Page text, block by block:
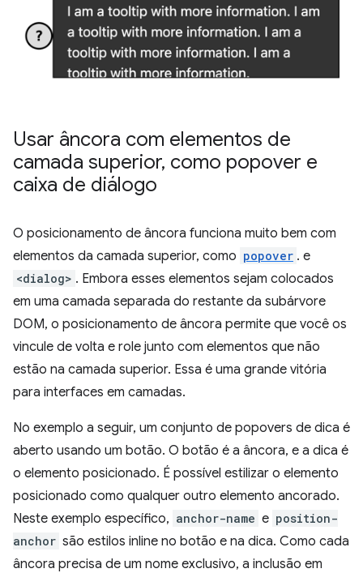
Usar âncora com elementos de
camada superior, como popover e
caixa de diálogo
O posicionamento de âncora funciona muito bem com
elementos da camada superior, como popover . e
<dialog> . Embora esses elementos sejam colocados
em uma camada separada do restante da subárvore
DOM, o posicionamento de âncora permite que você os
vincule de volta e role junto com elementos que não
estão na camada superior. Essa é uma grande vitória
para interfaces em camadas.
No exemplo a seguir, um conjunto de popovers de dica é
aberto usando um botão. O botão é a âncora, e a dica é
o elemento posicionado. É possível estilizar o elemento
posicionado como qualquer outro elemento ancorado.
Neste exemplo específico, anchor-name e position-
anchor são estilos inline no botão e na dica. Como cada
âncora precisa de um nome exclusivo, a inclusão em